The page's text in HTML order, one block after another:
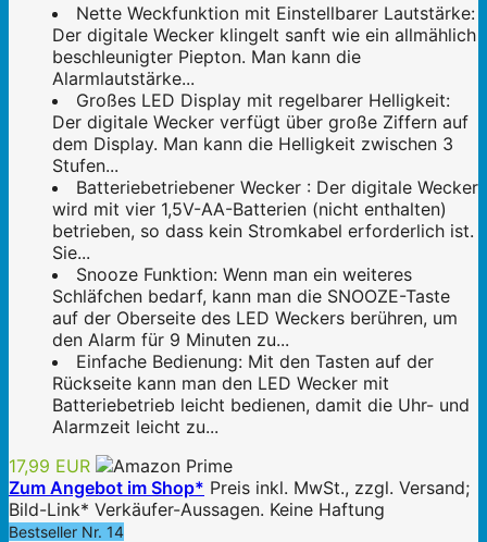
Nette Weckfunktion mit Einstellbarer Lautstärke:
Der digitale Wecker klingelt sanft wie ein allmählich
beschleunigter Piepton. Man kann die
Alarmlautstärke...
Großes LED Display mit regelbarer Helligkeit:
Der digitale Wecker verfügt über große Ziffern auf
dem Display. Man kann die Helligkeit zwischen 3
Stufen...
Batteriebetriebener Wecker : Der digitale Wecker
wird mit vier 1,5V-AA-Batterien (nicht enthalten)
betrieben, so dass kein Stromkabel erforderlich ist.
Sie...
Snooze Funktion: Wenn man ein weiteres
Schläfchen bedarf, kann man die SNOOZE-Taste
auf der Oberseite des LED Weckers berühren, um
den Alarm für 9 Minuten zu...
Einfache Bedienung: Mit den Tasten auf der
Rückseite kann man den LED Wecker mit
Batteriebetrieb leicht bedienen, damit die Uhr- und
Alarmzeit leicht zu...
17,99 EUR
Zum Angebot im Shop* Preis inkl. MwSt., zzgl. Versand;
Bild-Link* Verkäufer-Aussagen. Keine Haftung
Bestseller Nr. 14